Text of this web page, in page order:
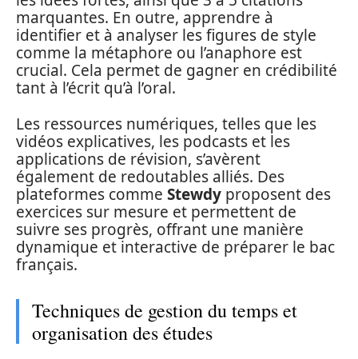
marquantes. En outre, apprendre à
identifier et à analyser les figures de style
comme la métaphore ou l’anaphore est
crucial. Cela permet de gagner en crédibilité
tant à l’écrit qu’à l’oral.
Les ressources numériques, telles que les
vidéos explicatives, les podcasts et les
applications de révision, s’avèrent
également de redoutables alliés. Des
plateformes comme Stewdy proposent des
exercices sur mesure et permettent de
suivre ses progrès, offrant une manière
dynamique et interactive de préparer le bac
français.
Techniques de gestion du temps et
organisation des études